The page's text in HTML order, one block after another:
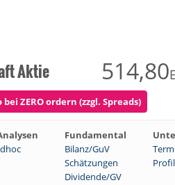
Aktie 514,80
ZERO ordern (zzgl. Spreads)
Fundamental
Bilanz/GuV
Schätzungen Profil
Dividende/GV